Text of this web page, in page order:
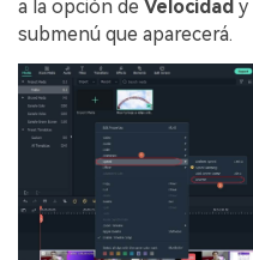
a la opción de Velocidad y
submenú que aparecerá.